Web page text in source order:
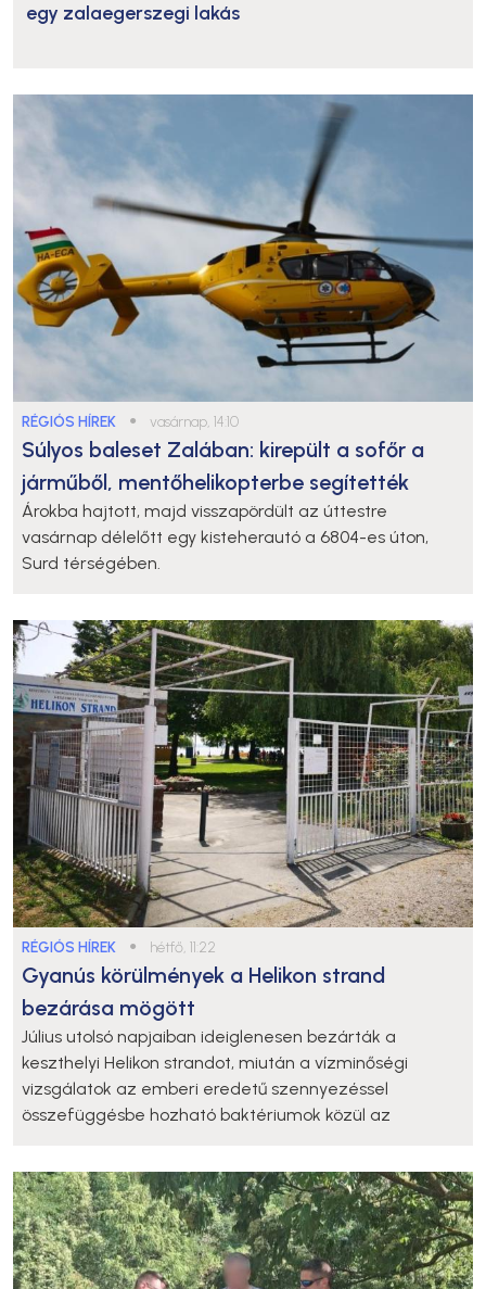
egy zalaegerszegi lakás
RÉGIÓS HÍREK ● vasárnap, 14:10
Súlyos baleset Zalában: kirepült a sofőr a
járműből, mentőhelikopterbe segítették
Árokba hajtott, majd visszapördült az úttestre
vasárnap délelőtt egy kisteherautó a 6804-es úton,
Surd térségében.
RÉGIÓS HÍREK ● hétfő, 11:22
Gyanús körülmények a Helikon strand
bezárása mögött
Július utolsó napjaiban ideiglenesen bezárták a
keszthelyi Helikon strandot, miután a vízminőségi
vizsgálatok az emberi eredetű szennyezéssel
összefüggésbe hozható baktériumok közül az